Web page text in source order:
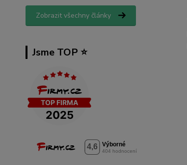
Zobrazit všechny články
Jsme TOP ⭐️